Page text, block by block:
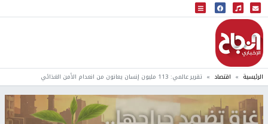
البث المباشر
إذاعة النجاح
الرئيسية اقتصاد تقرير عالمي: 113 مليون إنسان يعانون من انعدام الأمن الغذائي